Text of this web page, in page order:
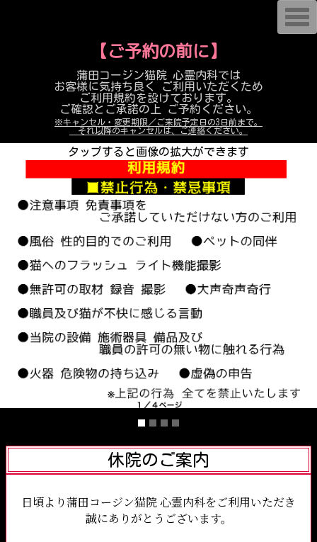
【ご予約の前に】
蒲田コージン猫院 心霊内科では
お客様に気持ち良く ご利用いただくため
ご利用規約を設けております。
ご確認とご承諾の上 ご予約ください。
※キャンセル・変更期限／ご来院予定日の3日前まで。
それ以降のキャンセルは、ご連絡ください。
タップすると画像の拡大ができます
休院のご案内
日頃より蒲田コージン猫院 心霊内科をご利用いただき
誠にありがとうございます。
T
o
g